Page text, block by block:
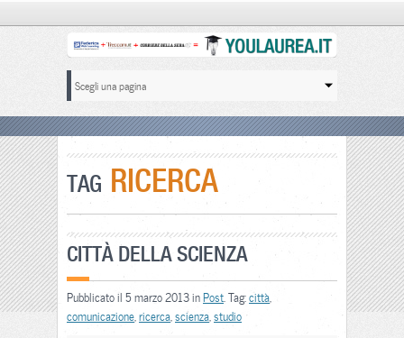
TAG RICERCA
CITTÀ DELLA SCIENZA
Pubblicato il 5 marzo 2013 inPost . Tag:città
comunicazione ricerca scienza studio